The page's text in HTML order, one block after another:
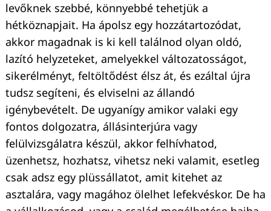
levőknek szebbé, könnyebbé tehetjük a
hétköznapjait. Ha ápolsz egy hozzátartozódat,
akkor magadnak is ki kell találnod olyan oldó,
lazító helyzeteket, amelyekkel változatosságot,
sikerélményt, feltöltődést élsz át, és ezáltal újra
tudsz segíteni, és elviselni az állandó
igénybevételt. De ugyanígy amikor valaki egy
fontos dolgozatra, állásinterjúra vagy
felülvizsgálatra készül, akkor felhívhatod,
üzenhetsz, hozhatsz, vihetsz neki valamit, esetleg
csak adsz egy plüssállatot, amit kitehet az
asztalára, vagy magához ölelhet lefekvéskor. De ha